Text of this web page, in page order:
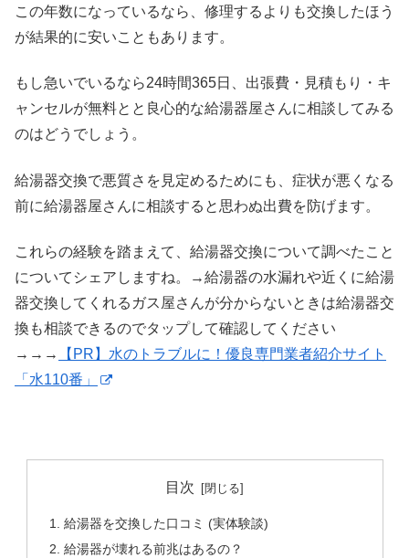
この年数になっているなら、修理するよりも交換したほう
が結果的に安いこともあります。
もし急いでいるなら24時間365日、出張費・見積もり・キ
ャンセルが無料とと良心的な給湯器屋さんに相談してみる
のはどうでしょう。
給湯器交換で悪質さを見定めるためにも、症状が悪くなる
前に給湯器屋さんに相談すると思わぬ出費を防げます。
これらの経験を踏まえて、給湯器交換について調べたこと
についてシェアしますね。→給湯器の水漏れや近くに給湯
器交換してくれるガス屋さんが分からないときは給湯器交
換も相談できるのでタップして確認してください
→→→
【PR】水のトラブルに！優良専門業者紹介サイト
「水110番」
目次
給湯器を交換した口コミ (実体験談)
給湯器が壊れる前兆はあるの？